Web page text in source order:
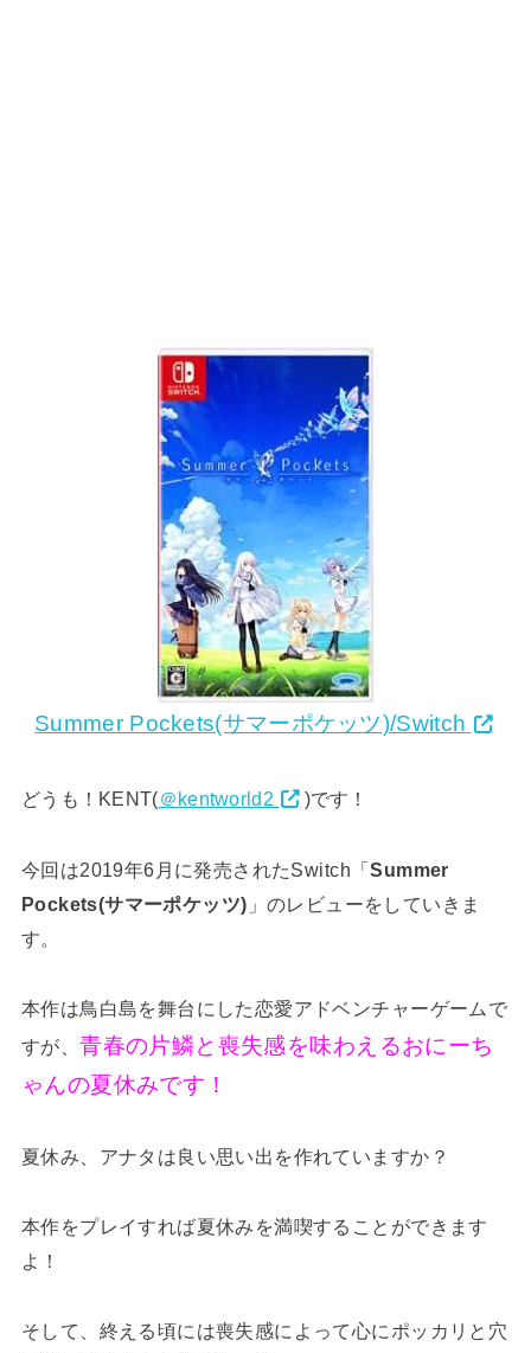
Summer Pockets(サマーポケッツ)/Switch
どうも！KENT(＠kentworld2 )です！
今回は2019年6月に発売されたSwitch「Summer
Pockets(サマーポケッツ) 」のレビューをしていきま
す。
本作は鳥白島を舞台にした恋愛アドベンチャーゲームで
すが、青春の片鱗と喪失感を味わえるおにーち
ゃんの夏休みです！
夏休み、アナタは良い思い出を作れていますか？
本作をプレイすれば夏休みを満喫することができます
よ！
そして、終える頃には喪失感によって心にポッカリと穴